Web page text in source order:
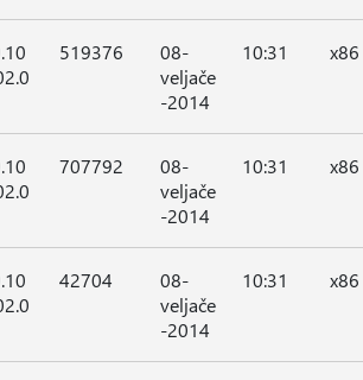
519376
08-
veljače
-2014
10:31 x86
707792
08-
veljače
-2014
10:31 x86
42704
08-
veljače
-2014
10:31 x86